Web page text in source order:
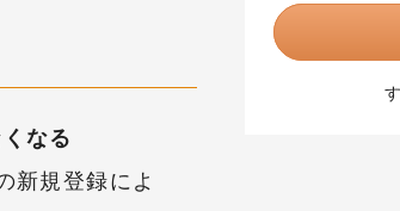
なる
新規登録によ